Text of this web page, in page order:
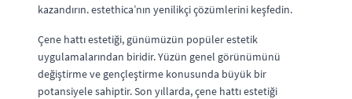
kazandırın. estethica’nın yenilikçi çözümlerini keşfedin.
Çene hattı estetiği, günümüzün popüler estetik
uygulamalarından biridir. Yüzün genel görünümünü
değiştirme ve gençleştirme konusunda büyük bir
potansiyele sahiptir. Son yıllarda, çene hattı estetiği